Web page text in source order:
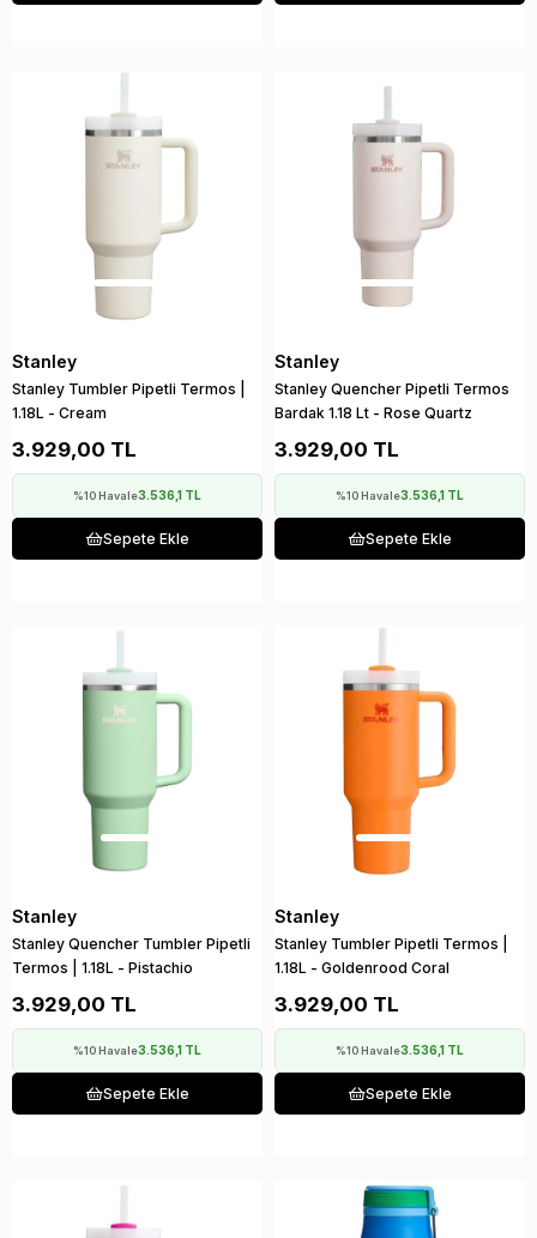
Stanley
Stanley Tumbler Pipetli Termos |
1.18L - Cream
3.929,00 TL
%10 Havale3.536,1 TL
Sepete Ekle
Stanley
Stanley Quencher Pipetli Termos
Bardak 1.18 Lt - Rose Quartz
3.929,00 TL
%10 Havale3.536,1 TL
Sepete Ekle
Stanley
Stanley Quencher Tumbler Pipetli
Termos | 1.18L - Pistachio
3.929,00 TL
%10 Havale3.536,1 TL
Sepete Ekle
Stanley
Stanley Tumbler Pipetli Termos |
1.18L - Goldenrood Coral
3.929,00 TL
%10 Havale3.536,1 TL
Sepete Ekle